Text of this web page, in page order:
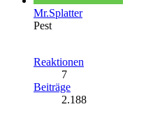
Mr.Splatter
Pest
Reaktionen
7
Beiträge
2.188